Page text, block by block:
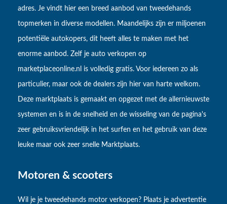
adres. Je vindt hier een breed aanbod van tweedehands
topmerken in diverse modellen. Maandelijks zijn er miljoenen
potentiële autokopers, dit heeft alles te maken met het
enorme aanbod. Zelf je auto verkopen op
marketplaceonline.nl is volledig gratis. Voor iedereen zo als
particulier, maar ook de dealers zijn hier van harte welkom.
Deze marktplaats is gemaakt en opgezet met de allernieuwste
systemen en is in de snelheid en de wisseling van de pagina's
zeer gebruiksvriendelijk in het surfen en het gebruik van deze
leuke maar ook zeer snelle Marktplaats.
Motoren & scooters
Wil je je tweedehands motor verkopen? Plaats je advertentie